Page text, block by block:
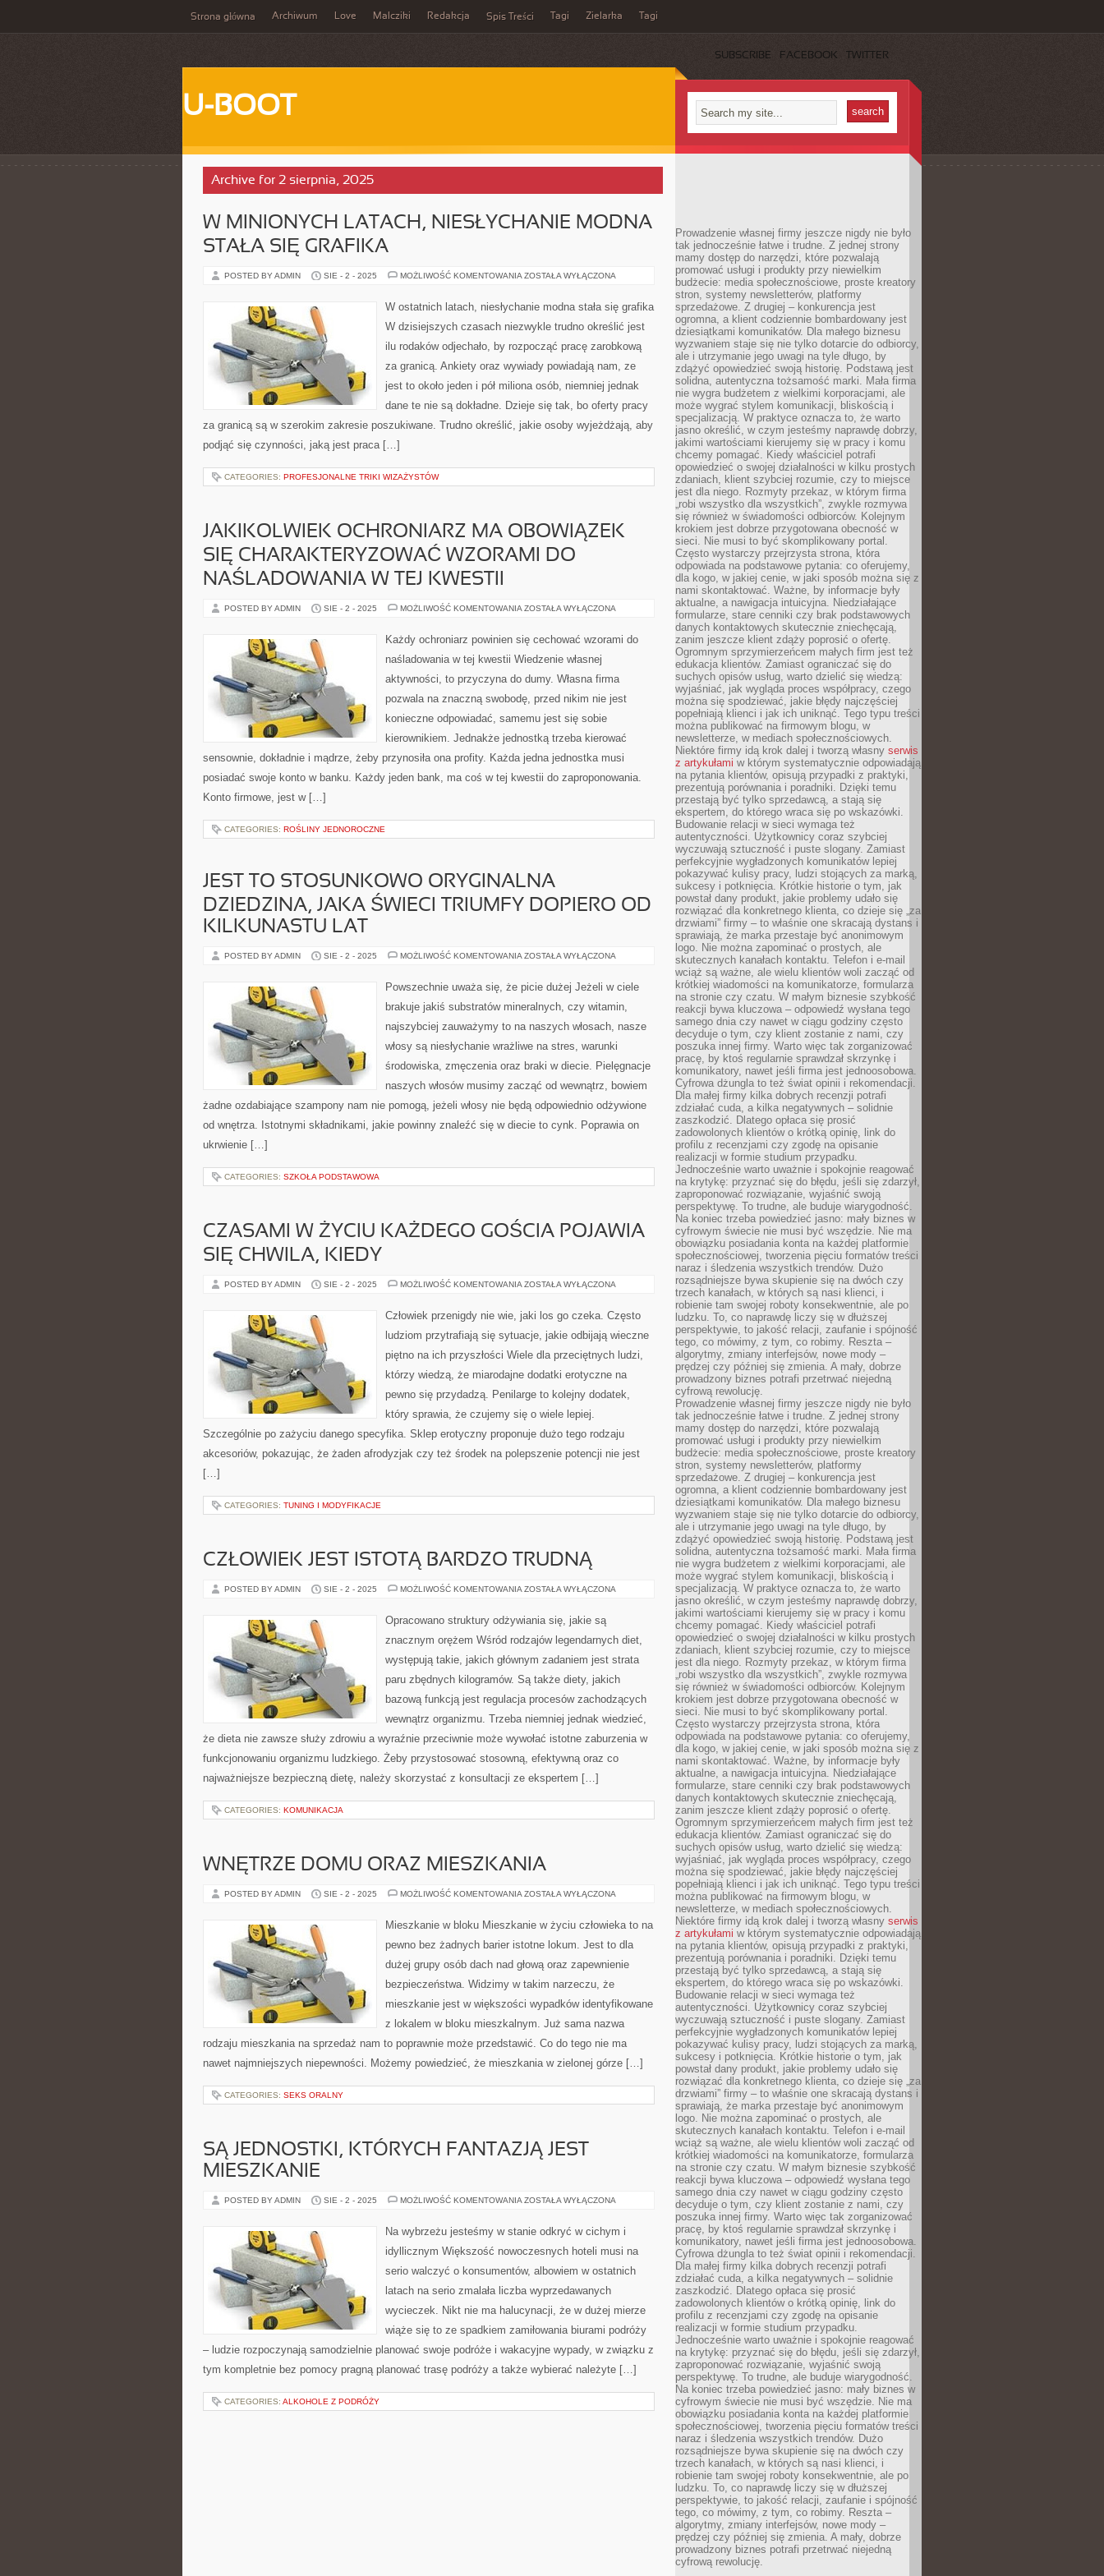
Strona główna Archiwum Love Malcziki Redakcja Spis Treści Tagi Zielarka Tagi
SUBSCRIBE FACEBOOK TWITTER
U-BOOT
Archive for 2 sierpnia, 2025
W MINIONYCH LATACH, NIESŁYCHANIE MODNA
STAŁA SIĘ GRAFIKA
POSTED BY ADMIN SIE - 2 - 2025 MOŻLIWOŚĆ KOMENTOWANIA W
NIESŁYCHANIE
MODNA
SIĘ
ZOSTAŁA WYŁĄCZONA
W ostatnich latach, niesłychanie modna stała się grafika
W dzisiejszych czasach niezwykle trudno określić jest
ilu rodaków odjechało, by rozpocząć pracę zarobkową
za granicą. Ankiety oraz wywiady powiadają nam, ze
jest to około jeden i pół miliona osób, niemniej jednak
dane te nie są dokładne. Dzieje się tak, bo oferty pracy
za granicą są w szerokim zakresie poszukiwane. Trudno określić, jakie osoby wyjeżdżają, aby
podjąć się czynności, jaką jest praca […]
CATEGORIES: PROFESJONALNE TRIKI WIZAŻYSTÓW
JAKIKOLWIEK OCHRONIARZ MA OBOWIĄZEK
SIĘ CHARAKTERYZOWAĆ WZORAMI DO
NAŚLADOWANIA W TEJ KWESTII
POSTED BY ADMIN SIE - 2 - 2025 MOŻLIWOŚĆ KOMENTOWANIA JAKIKOLWIEK
OBOWIĄZEK
SIĘ
WZORAMI
NAŚLADOWANIA
TEJ
KWESTII
ZOSTAŁA WYŁĄCZONA
Każdy ochroniarz powinien się cechować wzorami do
naśladowania w tej kwestii Wiedzenie własnej
aktywności, to przyczyna do dumy. Własna firma
pozwala na znaczną swobodę, przed nikim nie jest
konieczne odpowiadać, samemu jest się sobie
kierownikiem. Jednakże jednostką trzeba kierować
sensownie, dokładnie i mądrze, żeby przynosiła ona profity. Każda jedna jednostka musi
posiadać swoje konto w banku. Każdy jeden bank, ma coś w tej kwestii do zaproponowania.
Konto firmowe, jest w […]
CATEGORIES: ROŚLINY JEDNOROCZNE
JEST TO STOSUNKOWO ORYGINALNA
DZIEDZINA, JAKA ŚWIECI TRIUMFY DOPIERO OD
KILKUNASTU LAT
POSTED BY ADMIN SIE - 2 - 2025 MOŻLIWOŚĆ KOMENTOWANIA JEST
ORYGINALNA
DZIEDZINA,
ŚWIECI
DOPIERO
KILKUNASTU
ZOSTAŁA WYŁĄCZONA
Powszechnie uważa się, że picie dużej Jeżeli w ciele
brakuje jakiś substratów mineralnych, czy witamin,
najszybciej zauważymy to na naszych włosach, nasze
włosy są niesłychanie wrażliwe na stres, warunki
środowiska, zmęczenia oraz braki w diecie. Pielęgnacje
naszych włosów musimy zacząć od wewnątrz, bowiem
żadne ozdabiające szampony nam nie pomogą, jeżeli włosy nie będą odpowiednio odżywione
od wnętrza. Istotnymi składnikami, jakie powinny znaleźć się w diecie to cynk. Poprawia on
ukrwienie […]
CATEGORIES: SZKOŁA PODSTAWOWA
CZASAMI W ŻYCIU KAŻDEGO GOŚCIA POJAWIA
SIĘ CHWILA, KIEDY
POSTED BY ADMIN SIE - 2 - 2025 MOŻLIWOŚĆ KOMENTOWANIA CZASAMI
KAŻDEGO
GOŚCIA
SIĘ
KIEDY
ZOSTAŁA WYŁĄCZONA
Człowiek przenigdy nie wie, jaki los go czeka. Często
ludziom przytrafiają się sytuacje, jakie odbijają wieczne
piętno na ich przyszłości Wiele dla przeciętnych ludzi,
którzy wiedzą, że miarodajne dodatki erotyczne na
pewno się przydadzą. Penilarge to kolejny dodatek,
który sprawia, że czujemy się o wiele lepiej.
Szczególnie po zażyciu danego specyfika. Sklep erotyczny proponuje dużo tego rodzaju
akcesoriów, pokazując, że żaden afrodyzjak czy też środek na polepszenie potencji nie jest
[…]
CATEGORIES: TUNING I MODYFIKACJE
CZŁOWIEK JEST ISTOTĄ BARDZO TRUDNĄ
POSTED BY ADMIN SIE - 2 - 2025 MOŻLIWOŚĆ KOMENTOWANIA CZŁOWIEK
BARDZO
TRUDNĄ
ZOSTAŁA WYŁĄCZONA
Opracowano struktury odżywiania się, jakie są
znacznym orężem Wśród rodzajów legendarnych diet,
występują takie, jakich głównym zadaniem jest strata
paru zbędnych kilogramów. Są także diety, jakich
bazową funkcją jest regulacja procesów zachodzących
wewnątrz organizmu. Trzeba niemniej jednak wiedzieć,
że dieta nie zawsze służy zdrowiu a wyraźnie przeciwnie może wywołać istotne zaburzenia w
funkcjonowaniu organizmu ludzkiego. Żeby przystosować stosowną, efektywną oraz co
najważniejsze bezpieczną dietę, należy skorzystać z konsultacji ze ekspertem […]
CATEGORIES: KOMUNIKACJA
WNĘTRZE DOMU ORAZ MIESZKANIA
POSTED BY ADMIN SIE - 2 - 2025 MOŻLIWOŚĆ KOMENTOWANIA WNĘTRZE
MIESZKANIA
ZOSTAŁA WYŁĄCZONA
Mieszkanie w bloku Mieszkanie w życiu człowieka to na
pewno bez żadnych barier istotne lokum. Jest to dla
dużej grupy osób dach nad głową oraz zapewnienie
bezpieczeństwa. Widzimy w takim narzeczu, że
mieszkanie jest w większości wypadków identyfikowane
z lokalem w bloku mieszkalnym. Już sama nazwa
rodzaju mieszkania na sprzedaż nam to poprawnie może przedstawić. Co do tego nie ma
nawet najmniejszych niepewności. Możemy powiedzieć, że mieszkania w zielonej górze […]
CATEGORIES: SEKS ORALNY
SĄ JEDNOSTKI, KTÓRYCH FANTAZJĄ JEST
MIESZKANIE
POSTED BY ADMIN SIE - 2 - 2025 MOŻLIWOŚĆ KOMENTOWANIA SĄ
FANTAZJĄ
JEST
ZOSTAŁA WYŁĄCZONA
Na wybrzeżu jesteśmy w stanie odkryć w cichym i
idyllicznym Większość nowoczesnych hoteli musi na
serio walczyć o konsumentów, albowiem w ostatnich
latach na serio zmalała liczba wyprzedawanych
wycieczek. Nikt nie ma halucynacji, że w dużej mierze
wiąże się to ze spadkiem zamiłowania biurami podróży
– ludzie rozpoczynają samodzielnie planować swoje podróże i wakacyjne wypady, w związku z
tym kompletnie bez pomocy pragną planować trasę podróży a także wybierać należyte […]
CATEGORIES: ALKOHOLE Z PODRÓŻY
Prowadzenie własnej firmy jeszcze nigdy nie było
tak jednocześnie łatwe i trudne. Z jednej strony
mamy dostęp do narzędzi, które pozwalają
promować usługi i produkty przy niewielkim
budżecie: media społecznościowe, proste kreatory
stron, systemy newsletterów, platformy
sprzedażowe. Z drugiej – konkurencja jest
ogromna, a klient codziennie bombardowany jest
dziesiątkami komunikatów. Dla małego biznesu
wyzwaniem staje się nie tylko dotarcie do odbiorcy,
ale i utrzymanie jego uwagi na tyle długo, by
zdążyć opowiedzieć swoją historię. Podstawą jest
solidna, autentyczna tożsamość marki. Mała firma
nie wygra budżetem z wielkimi korporacjami, ale
może wygrać stylem komunikacji, bliskością i
specjalizacją. W praktyce oznacza to, że warto
jasno określić, w czym jesteśmy naprawdę dobrzy,
jakimi wartościami kierujemy się w pracy i komu
chcemy pomagać. Kiedy właściciel potrafi
opowiedzieć o swojej działalności w kilku prostych
zdaniach, klient szybciej rozumie, czy to miejsce
jest dla niego. Rozmyty przekaz, w którym firma
„robi wszystko dla wszystkich”, zwykle rozmywa
się również w świadomości odbiorców. Kolejnym
krokiem jest dobrze przygotowana obecność w
sieci. Nie musi to być skomplikowany portal.
Często wystarczy przejrzysta strona, która
odpowiada na podstawowe pytania: co oferujemy,
dla kogo, w jakiej cenie, w jaki sposób można się z
nami skontaktować. Ważne, by informacje były
aktualne, a nawigacja intuicyjna. Niedziałające
formularze, stare cenniki czy brak podstawowych
danych kontaktowych skutecznie zniechęcają,
zanim jeszcze klient zdąży poprosić o ofertę.
Ogromnym sprzymierzeńcem małych firm jest też
edukacja klientów. Zamiast ograniczać się do
suchych opisów usług, warto dzielić się wiedzą:
wyjaśniać, jak wygląda proces współpracy, czego
można się spodziewać, jakie błędy najczęściej
popełniają klienci i jak ich uniknąć. Tego typu treści
można publikować na firmowym blogu, w
newsletterze, w mediach społecznościowych.
Niektóre firmy idą krok dalej i tworzą własny serwis
z artykułami w którym systematycznie odpowiadają
na pytania klientów, opisują przypadki z praktyki,
prezentują porównania i poradniki. Dzięki temu
przestają być tylko sprzedawcą, a stają się
ekspertem, do którego wraca się po wskazówki.
Budowanie relacji w sieci wymaga też
autentyczności. Użytkownicy coraz szybciej
wyczuwają sztuczność i puste slogany. Zamiast
perfekcyjnie wygładzonych komunikatów lepiej
pokazywać kulisy pracy, ludzi stojących za marką,
sukcesy i potknięcia. Krótkie historie o tym, jak
powstał dany produkt, jakie problemy udało się
rozwiązać dla konkretnego klienta, co dzieje się „za
drzwiami” firmy – to właśnie one skracają dystans i
sprawiają, że marka przestaje być anonimowym
logo. Nie można zapominać o prostych, ale
skutecznych kanałach kontaktu. Telefon i e-mail
wciąż są ważne, ale wielu klientów woli zacząć od
krótkiej wiadomości na komunikatorze, formularza
na stronie czy czatu. W małym biznesie szybkość
reakcji bywa kluczowa – odpowiedź wysłana tego
samego dnia czy nawet w ciągu godziny często
decyduje o tym, czy klient zostanie z nami, czy
poszuka innej firmy. Warto więc tak zorganizować
pracę, by ktoś regularnie sprawdzał skrzynkę i
komunikatory, nawet jeśli firma jest jednoosobowa.
Cyfrowa dżungla to też świat opinii i rekomendacji.
Dla małej firmy kilka dobrych recenzji potrafi
zdziałać cuda, a kilka negatywnych – solidnie
zaszkodzić. Dlatego opłaca się prosić
zadowolonych klientów o krótką opinię, link do
profilu z recenzjami czy zgodę na opisanie
realizacji w formie studium przypadku.
Jednocześnie warto uważnie i spokojnie reagować
na krytykę: przyznać się do błędu, jeśli się zdarzył,
zaproponować rozwiązanie, wyjaśnić swoją
perspektywę. To trudne, ale buduje wiarygodność.
Na koniec trzeba powiedzieć jasno: mały biznes w
cyfrowym świecie nie musi być wszędzie. Nie ma
obowiązku posiadania konta na każdej platformie
społecznościowej, tworzenia pięciu formatów treści
naraz i śledzenia wszystkich trendów. Dużo
rozsądniejsze bywa skupienie się na dwóch czy
trzech kanałach, w których są nasi klienci, i
robienie tam swojej roboty konsekwentnie, ale po
ludzku. To, co naprawdę liczy się w dłuższej
perspektywie, to jakość relacji, zaufanie i spójność
tego, co mówimy, z tym, co robimy. Reszta –
algorytmy, zmiany interfejsów, nowe mody –
prędzej czy później się zmienia. A mały, dobrze
prowadzony biznes potrafi przetrwać niejedną
cyfrową rewolucję.
Prowadzenie własnej firmy jeszcze nigdy nie było
tak jednocześnie łatwe i trudne. Z jednej strony
mamy dostęp do narzędzi, które pozwalają
promować usługi i produkty przy niewielkim
budżecie: media społecznościowe, proste kreatory
stron, systemy newsletterów, platformy
sprzedażowe. Z drugiej – konkurencja jest
ogromna, a klient codziennie bombardowany jest
dziesiątkami komunikatów. Dla małego biznesu
wyzwaniem staje się nie tylko dotarcie do odbiorcy,
ale i utrzymanie jego uwagi na tyle długo, by
zdążyć opowiedzieć swoją historię. Podstawą jest
solidna, autentyczna tożsamość marki. Mała firma
nie wygra budżetem z wielkimi korporacjami, ale
może wygrać stylem komunikacji, bliskością i
specjalizacją. W praktyce oznacza to, że warto
jasno określić, w czym jesteśmy naprawdę dobrzy,
jakimi wartościami kierujemy się w pracy i komu
chcemy pomagać. Kiedy właściciel potrafi
opowiedzieć o swojej działalności w kilku prostych
zdaniach, klient szybciej rozumie, czy to miejsce
jest dla niego. Rozmyty przekaz, w którym firma
„robi wszystko dla wszystkich”, zwykle rozmywa
się również w świadomości odbiorców. Kolejnym
krokiem jest dobrze przygotowana obecność w
sieci. Nie musi to być skomplikowany portal.
Często wystarczy przejrzysta strona, która
odpowiada na podstawowe pytania: co oferujemy,
dla kogo, w jakiej cenie, w jaki sposób można się z
nami skontaktować. Ważne, by informacje były
aktualne, a nawigacja intuicyjna. Niedziałające
formularze, stare cenniki czy brak podstawowych
danych kontaktowych skutecznie zniechęcają,
zanim jeszcze klient zdąży poprosić o ofertę.
Ogromnym sprzymierzeńcem małych firm jest też
edukacja klientów. Zamiast ograniczać się do
suchych opisów usług, warto dzielić się wiedzą:
wyjaśniać, jak wygląda proces współpracy, czego
można się spodziewać, jakie błędy najczęściej
popełniają klienci i jak ich uniknąć. Tego typu treści
można publikować na firmowym blogu, w
newsletterze, w mediach społecznościowych.
Niektóre firmy idą krok dalej i tworzą własny serwis
z artykułami w którym systematycznie odpowiadają
na pytania klientów, opisują przypadki z praktyki,
prezentują porównania i poradniki. Dzięki temu
przestają być tylko sprzedawcą, a stają się
ekspertem, do którego wraca się po wskazówki.
Budowanie relacji w sieci wymaga też
autentyczności. Użytkownicy coraz szybciej
wyczuwają sztuczność i puste slogany. Zamiast
perfekcyjnie wygładzonych komunikatów lepiej
pokazywać kulisy pracy, ludzi stojących za marką,
sukcesy i potknięcia. Krótkie historie o tym, jak
powstał dany produkt, jakie problemy udało się
rozwiązać dla konkretnego klienta, co dzieje się „za
drzwiami” firmy – to właśnie one skracają dystans i
sprawiają, że marka przestaje być anonimowym
logo. Nie można zapominać o prostych, ale
skutecznych kanałach kontaktu. Telefon i e-mail
wciąż są ważne, ale wielu klientów woli zacząć od
krótkiej wiadomości na komunikatorze, formularza
na stronie czy czatu. W małym biznesie szybkość
reakcji bywa kluczowa – odpowiedź wysłana tego
samego dnia czy nawet w ciągu godziny często
decyduje o tym, czy klient zostanie z nami, czy
poszuka innej firmy. Warto więc tak zorganizować
pracę, by ktoś regularnie sprawdzał skrzynkę i
komunikatory, nawet jeśli firma jest jednoosobowa.
Cyfrowa dżungla to też świat opinii i rekomendacji.
Dla małej firmy kilka dobrych recenzji potrafi
zdziałać cuda, a kilka negatywnych – solidnie
zaszkodzić. Dlatego opłaca się prosić
zadowolonych klientów o krótką opinię, link do
profilu z recenzjami czy zgodę na opisanie
realizacji w formie studium przypadku.
Jednocześnie warto uważnie i spokojnie reagować
na krytykę: przyznać się do błędu, jeśli się zdarzył,
zaproponować rozwiązanie, wyjaśnić swoją
perspektywę. To trudne, ale buduje wiarygodność.
Na koniec trzeba powiedzieć jasno: mały biznes w
cyfrowym świecie nie musi być wszędzie. Nie ma
obowiązku posiadania konta na każdej platformie
społecznościowej, tworzenia pięciu formatów treści
naraz i śledzenia wszystkich trendów. Dużo
rozsądniejsze bywa skupienie się na dwóch czy
trzech kanałach, w których są nasi klienci, i
robienie tam swojej roboty konsekwentnie, ale po
ludzku. To, co naprawdę liczy się w dłuższej
perspektywie, to jakość relacji, zaufanie i spójność
tego, co mówimy, z tym, co robimy. Reszta –
algorytmy, zmiany interfejsów, nowe mody –
prędzej czy później się zmienia. A mały, dobrze
prowadzony biznes potrafi przetrwać niejedną
cyfrową rewolucję.